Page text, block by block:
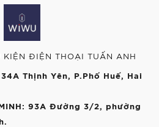
KIỆN ĐIỆN THOẠI TUẤN ANH
Thịnh Yên, P.Phố Huế, Hai
: 93A Đường 3/2, phường